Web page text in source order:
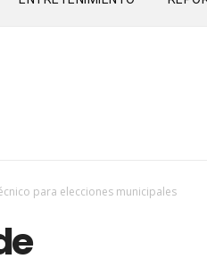
para elecciones municipales